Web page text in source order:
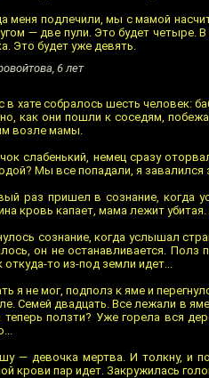
меня подлечили, мы с мамой
— две пули. Это будет четыре.
Это будет уже девять.
6 лет
в хате собралось шесть человек:
как они пошли к соседям,
возле мамы.
слабенький, немец сразу
Мы все попадали, я завалился
раз пришел в сознание, когда
кровь капает, мама лежит
сознание, когда услышал
он не останавливается. Полз
откуда-то из-под земли идет...
я не мог, подполз к яме и
Семей двадцать. Все лежали в
теперь ползти? Уже горела вся
— девочка мертва. И толкну, и
крови пар идет. Закружилась